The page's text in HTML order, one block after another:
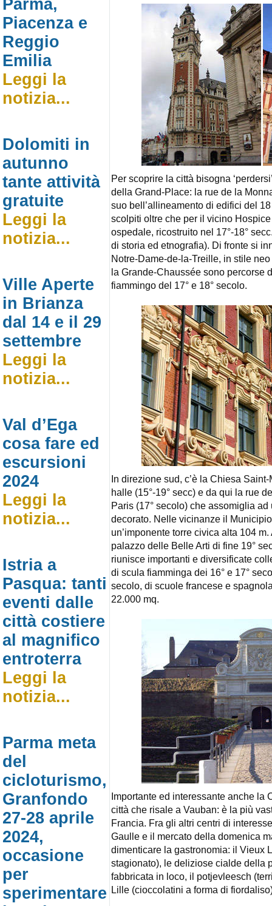
Parma,
Piacenza e
Reggio
Emilia
Leggi la
notizia...
Dolomiti in
autunno
tante attività
gratuite
Leggi la
notizia...
Ville Aperte
in Brianza
dal 14 e il 29
settembre
Leggi la
notizia...
Val d’Ega
cosa fare ed
escursioni
2024
Leggi la
notizia...
Istria a
Pasqua: tanti
eventi dalle
città costiere
al magnifico
entroterra
Leggi la
notizia...
Parma meta
del
cicloturismo,
Granfondo
27-28 aprile
2024,
occasione
per
sperimentare
Per scoprire la città bisogna
della Grand-Place: la rue de la
suo bell’allineamento di edifici del
scolpiti oltre che per il vicino
ospedale, ricostruito nel 17°-18°
di storia ed etnografia). Di fronte si
Notre-Dame-de-la-Treille, in stile
la Grande-Chaussée sono percorse
fiammingo del 17° e 18° secolo.
In direzione sud, c’è la Chiesa
halle (15°-19° secc) e da qui la rue
Paris (17° secolo) che assomiglia
decorato. Nelle vicinanze il
un’imponente torre civica alta 104
palazzo delle Belle Arti di fine 19°
riunisce importanti e diversificate
di scula fiamminga dei 16° e 17°
secolo, di scuole francese e
22.000 mq.
Importante ed interessante anche la
città che risale a Vauban: è la più
Francia. Fra gli altri centri di
Gaulle e il mercato della domenica
dimenticare la gastronomia: il Vieux
stagionato), le deliziose cialde della
fabbricata in loco, il potjevleesch
Lille (cioccolatini a forma di